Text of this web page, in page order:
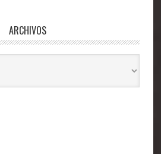
ARCHIVOS